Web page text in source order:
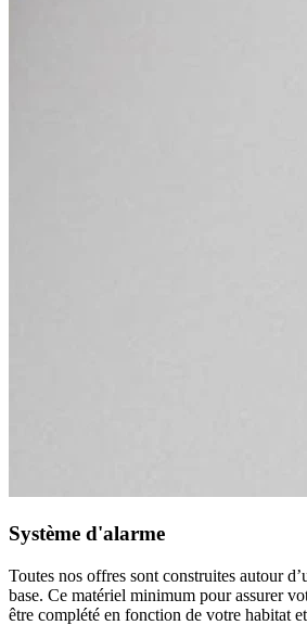
Système d'alarme
Toutes nos offres sont construites autour
base. Ce matériel minimum pour assurer
être complété en fonction de votre habitat